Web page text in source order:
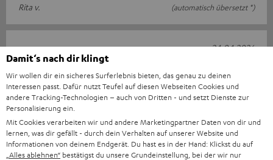
Rita v.
(automatisch übersetzt *)
ULTIMA 40 Surround mit Receiver DENON X2800H
DAB
Super schöne Anlage und einfach für die Inbetriebnahme.
Extrem guter und hochwertiger Sound. Sehr viele
Einstellmöglichkeiten. Bedienungsan
Komplette Bewertung lesen
24.04.2026
Damit‘s nach dir klingt
Wir wollen dir ein sicheres Surferlebnis bieten, das genau zu deinen
Interessen passt. Dafür nutzt Teufel auf diesen Webseiten Cookies und
andere Tracking-Technologien – auch von Dritten - und setzt Dienste zur
Personalisierung ein.
Mit Cookies verarbeiten wir und andere Marketingpartner Daten von dir und
lernen, was dir gefällt - durch dein Verhalten auf unserer Website und
Informationen von deinem Endgerät. Du hast es in der Hand: Klickst du auf
„Alles ablehnen“ bestätigst du unsere Grundeinstellung, bei der wir nur